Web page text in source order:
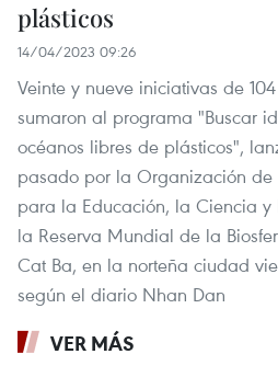
plásticos
14/04/2023 09:26
Veinte y nueve iniciativas de
sumaron al programa "Buscar
océanos libres de plásticos",
pasado por la Organización de
para la Educación, la Ciencia y
la Reserva Mundial de la
Cat Ba, en la norteña ciudad
según el diario Nhan Dan
VER MÁS